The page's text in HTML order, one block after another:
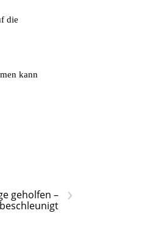
die
kann
›
geholfen –